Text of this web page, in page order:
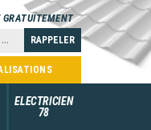
ELECTRICIEN
78